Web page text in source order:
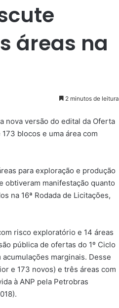
áreas na
2 minutos de leitura
nova versão do edital da Oferta
blocos e uma área com
para exploração e produção
obtiveram manifestação quanto
na 16ª Rodada de Licitações,
risco exploratório e 14 áreas
pública de ofertas do 1º Ciclo
marginais. Desse
e 173 novos) e três áreas com
à ANP pela Petrobras